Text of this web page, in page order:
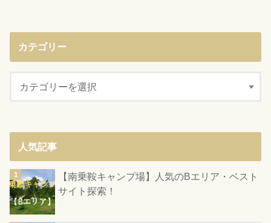
カテゴリー
人気記事
【南乗鞍キャンプ場】人気のBエリア・ベスト
サイト探索！